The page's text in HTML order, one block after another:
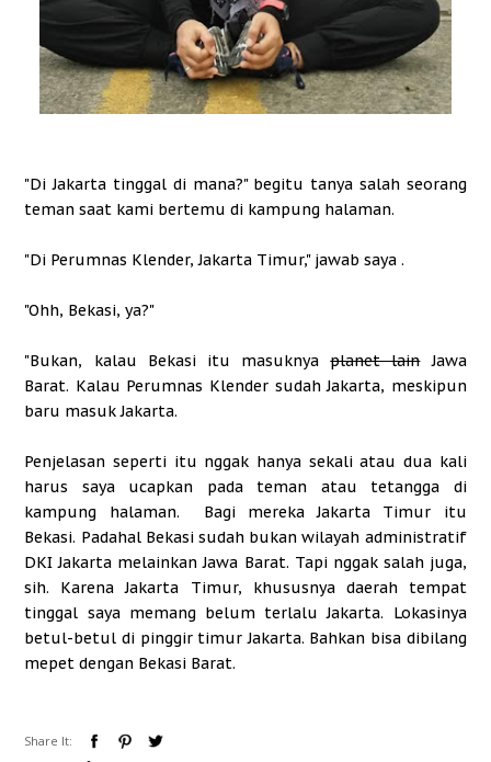
"Di Jakarta tinggal di mana?" begitu tanya salah seorang
teman saat kami bertemu di kampung halaman.
"Di Perumnas Klender, Jakarta Timur," jawab saya .
"Ohh, Bekasi, ya?"
"Bukan, kalau Bekasi itu masuknyaplanet lainJawa
Barat. Kalau Perumnas Klender sudah Jakarta, meskipun
baru masuk Jakarta.
Penjelasan seperti itu nggak hanya sekali atau dua kali
harus saya ucapkan pada teman atau tetangga di
kampung halaman. Bagi mereka Jakarta Timur itu
Bekasi. Padahal Bekasi sudah bukan wilayah administratif
DKI Jakarta melainkan Jawa Barat. Tapi nggak salah juga,
sih. Karena Jakarta Timur, khususnya daerah tempat
tinggal saya memang belum terlalu Jakarta. Lokasinya
betul-betul di pinggir timur Jakarta. Bahkan bisa dibilang
mepet dengan Bekasi Barat.
Share It: